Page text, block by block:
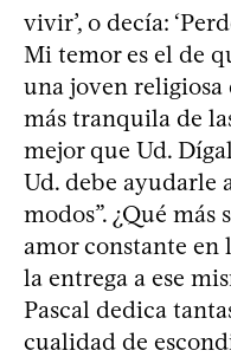
vivir’, o decía:
Mi temor es el de
una joven
más tranquila de
mejor que Ud.
Ud. debe ayudarle
modos”. ¿Qué más
amor constante en
la entrega a ese
Pascal dedica
cualidad de